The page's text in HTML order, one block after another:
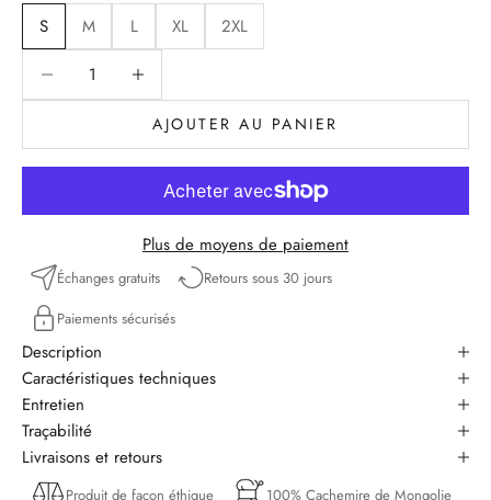
S
M L XL
2XL
Diminuer la quantitéDiminuer la quantité
AJOUTER AU PANIER
Plus de moyens de paiement
Échanges gratuits
Retours sous 30 jours
Paiements sécurisés
Description
Caractéristiques techniques
Entretien
Traçabilité
Livraisons et retours
Produit de façon éthique 100% Cachemire de Mongolie